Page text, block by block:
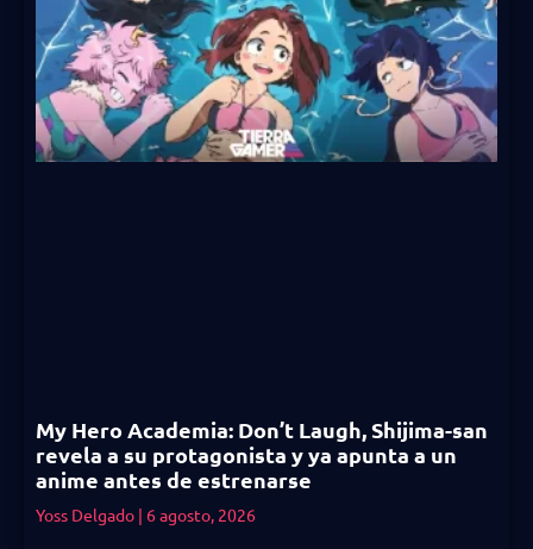
My Hero Academia: Don’t Laugh, Shijima-san
revela a su protagonista y ya apunta a un
anime antes de estrenarse
Yoss Delgado 6 agosto, 2026